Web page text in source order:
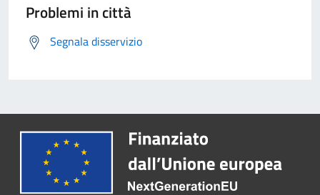
Problemi in città
Segnala disservizio